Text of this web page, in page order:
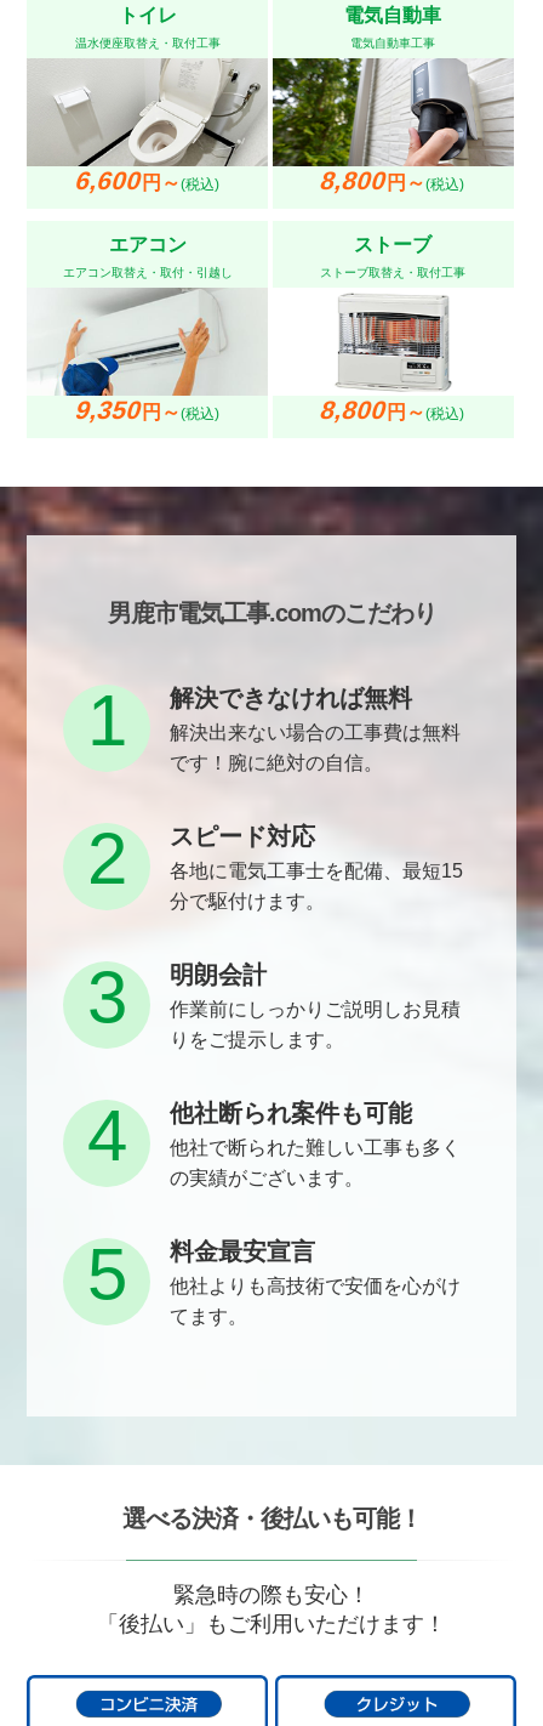
トイレ
温水便座取替え・取付工事
6,600円～(税込)
電気自動車
電気自動車工事
8,800円～(税込)
エアコン
エアコン取替え・取付・引越し
9,350円～(税込)
ストーブ
ストーブ取替え・取付工事
8,800円～(税込)
男鹿市電気工事.comのこだわり
解決できなければ無料
解決出来ない場合の工事費は無料
です！腕に絶対の自信。
1
スピード対応
各地に電気工事士を配備、最短15
分で駆付けます。
2
明朗会計
作業前にしっかりご説明しお見積
りをご提示します。
3
他社断られ案件も可能
他社で断られた難しい工事も多く
の実績がございます。
4
料金最安宣言
他社よりも高技術で安価を心がけ
てます。
5
選べる決済・後払いも可能！
緊急時の際も安心！
「後払い」もご利用いただけます！